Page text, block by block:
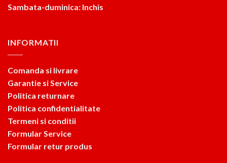
Sambata-duminica: Inchis
INFORMATII
Comanda si livrare
Garantie si Service
Politica returnare
Politica confidentialitate
Termeni si conditii
Formular Service
Formular retur produs